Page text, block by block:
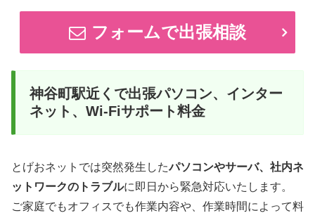
フォームで出張相談
神谷町駅近くで出張パソコン、インター
ネット、Wi-Fiサポート料金
とげおネットでは突然発生したパソコンやサーバ、社内ネ
ットワークのトラブルに即日から緊急対応いたします。
ご家庭でもオフィスでも作業内容や、作業時間によって料